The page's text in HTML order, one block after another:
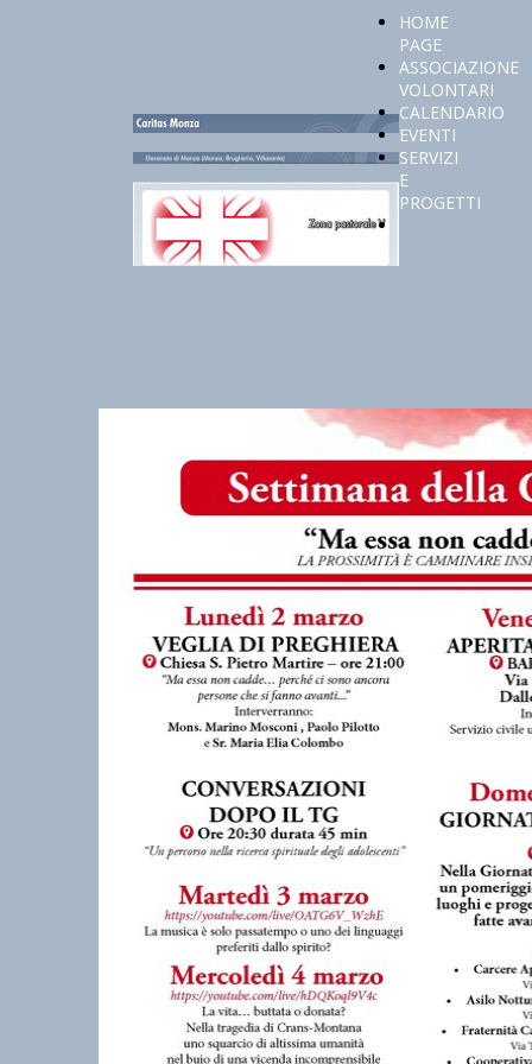
HOME
PAGE
ASSOCIAZIONE
VOLONTARI
CALENDARIO
EVENTI
SERVIZI
E
PROGETTI